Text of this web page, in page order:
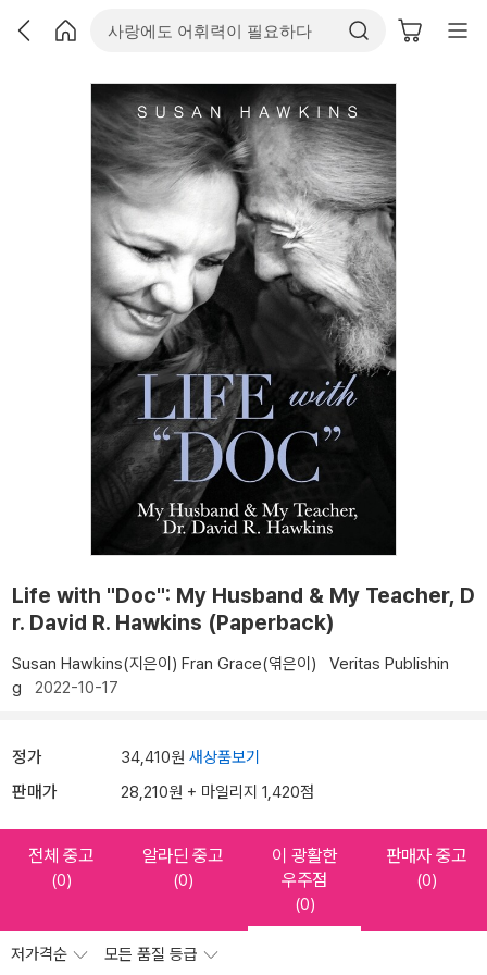
Life with "Doc": My Husband & My Teacher, D
r. David R. Hawkins (Paperback)
Susan Hawkins(지은이) Fran Grace(엮은이)
Veritas Publishin
g 2022-10-17
정가 34,410원 새상품보기
판매가 28,210원 + 마일리지 1,420점
전체 중고
(0)
알라딘 중고
(0)
이 광활한
우주점
(0)
판매자 중고
(0)
저가격순 모든 품질 등급